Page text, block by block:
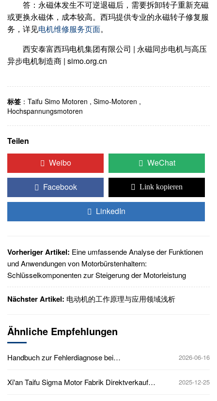
答：永磁体发生不可逆退磁后，需要拆卸转子重新充磁
或更换永磁体，成本较高。西玛提供专业的永磁转子修复服
务，详见电机维修服务页面。
西安泰富西玛电机集团有限公司 | 永磁同步电机与高压
异步电机制造商 | simo.org.cn
标签 ： Taifu Simo Motoren , Simo-Motoren ,
Hochspannungsmotoren
Teilen
Weibo
WeChat
Facebook Link kopieren
LinkedIn
Vorheriger Artikel: Eine umfassende Analyse der Funktionen
und Anwendungen von Motorbürstenhaltern:
Schlüsselkomponenten zur Steigerung der Motorleistung
Nächster Artikel: 电动机的工作原理与应用领域浅析
Ähnliche Empfehlungen
Handbuch zur Fehlerdiagnose bei
alles in einem Artikel erklärt
2026-06-16
Xi'an Taifu Sigma Motor Fabrik Direktverkauf
2025-12-25